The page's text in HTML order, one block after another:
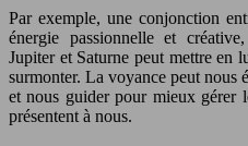
Par exemple, une conjonction
énergie passionnelle et
Jupiter et Saturne peut mettre en
surmonter. La voyance peut nous
et nous guider pour mieux gérer
présentent à nous.